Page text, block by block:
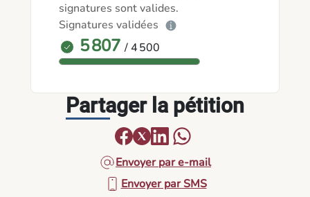
signatures sont valides.
Signatures validées
5 807 / 4 500
Partager la pétition
Envoyer par e-mail
Envoyer par SMS